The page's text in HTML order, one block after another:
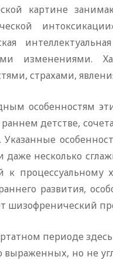
картине
изменениями.
страхами,
особенностям
раннем детстве,
Указанные
даже несколько
к процессуальному
развития,
шизофренический
периоде
выраженных, но не